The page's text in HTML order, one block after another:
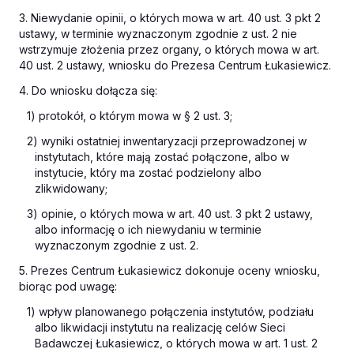
3. Niewydanie opinii, o których mowa w art. 40 ust. 3 pkt 2
ustawy, w terminie wyznaczonym zgodnie z ust. 2 nie
wstrzymuje złożenia przez organy, o których mowa w art.
40 ust. 2 ustawy, wniosku do Prezesa Centrum Łukasiewicz.
4. Do wniosku dołącza się:
1) protokół, o którym mowa w § 2 ust. 3;
2) wyniki ostatniej inwentaryzacji przeprowadzonej w
instytutach, które mają zostać połączone, albo w
instytucie, który ma zostać podzielony albo
zlikwidowany;
3) opinie, o których mowa w art. 40 ust. 3 pkt 2 ustawy,
albo informację o ich niewydaniu w terminie
wyznaczonym zgodnie z ust. 2.
5. Prezes Centrum Łukasiewicz dokonuje oceny wniosku,
biorąc pod uwagę:
1) wpływ planowanego połączenia instytutów, podziału
albo likwidacji instytutu na realizację celów Sieci
Badawczej Łukasiewicz, o których mowa w art. 1 ust. 2